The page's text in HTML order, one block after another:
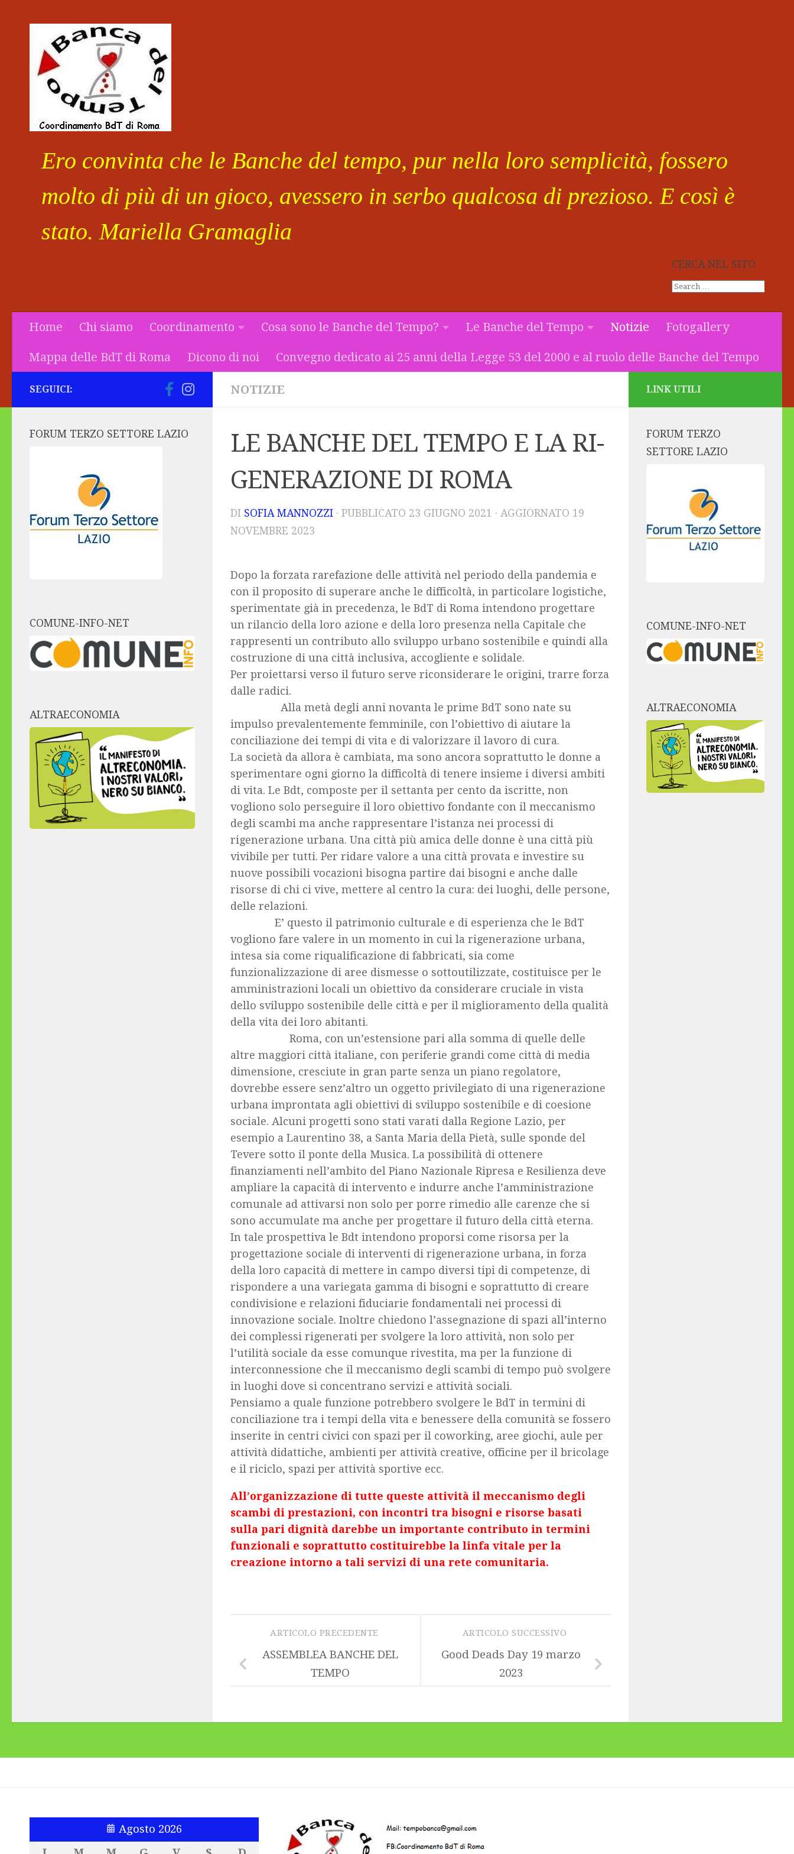
Ero convinta che le Banche del tempo, pur nella loro semplicità, fossero
molto di più di un gioco, avessero in serbo qualcosa di prezioso. E così è
stato. Mariella Gramaglia
CERCA NEL SITO
Home Chi siamo Coordinamento Cosa sono le Banche del Tempo? Le Banche del Tempo Notizie Fotogallery
Mappa delle BdT di Roma Dicono di noi Convegno dedicato ai 25 anni della Legge 53 del 2000 e al ruolo delle Banche del Tempo
NOTIZIE
LE BANCHE DEL TEMPO E LA RI-
GENERAZIONE DI ROMA
DI SOFIA MANNOZZI · PUBBLICATO 23 GIUGNO 2021 · AGGIORNATO 19
NOVEMBRE 2023
Dopo la forzata rarefazione delle attività nel periodo della pandemia e
con il proposito di superare anche le difficoltà, in particolare logistiche,
sperimentate già in precedenza, le BdT di Roma intendono progettare
un rilancio della loro azione e della loro presenza nella Capitale che
rappresenti un contributo allo sviluppo urbano sostenibile e quindi alla
costruzione di una città inclusiva, accogliente e solidale.
Per proiettarsi verso il futuro serve riconsiderare le origini, trarre forza
dalle radici.
Alla metà degli anni novanta le prime BdT sono nate su
impulso prevalentemente femminile, con l’obiettivo di aiutare la
conciliazione dei tempi di vita e di valorizzare il lavoro di cura.
La società da allora è cambiata, ma sono ancora soprattutto le donne a
sperimentare ogni giorno la difficoltà di tenere insieme i diversi ambiti
di vita. Le Bdt, composte per il settanta per cento da iscritte, non
vogliono solo perseguire il loro obiettivo fondante con il meccanismo
degli scambi ma anche rappresentare l’istanza nei processi di
rigenerazione urbana. Una città più amica delle donne è una città più
vivibile per tutti. Per ridare valore a una città provata e investire su
nuove possibili vocazioni bisogna partire dai bisogni e anche dalle
risorse di chi ci vive, mettere al centro la cura: dei luoghi, delle persone,
delle relazioni.
E’ questo il patrimonio culturale e di esperienza che le BdT
vogliono fare valere in un momento in cui la rigenerazione urbana,
intesa sia come riqualificazione di fabbricati, sia come
funzionalizzazione di aree dismesse o sottoutilizzate, costituisce per le
amministrazioni locali un obiettivo da considerare cruciale in vista
dello sviluppo sostenibile delle città e per il miglioramento della qualità
della vita dei loro abitanti.
Roma, con un’estensione pari alla somma di quelle delle
altre maggiori città italiane, con periferie grandi come città di media
dimensione, cresciute in gran parte senza un piano regolatore,
dovrebbe essere senz’altro un oggetto privilegiato di una rigenerazione
urbana improntata agli obiettivi di sviluppo sostenibile e di coesione
sociale. Alcuni progetti sono stati varati dalla Regione Lazio, per
esempio a Laurentino 38, a Santa Maria della Pietà, sulle sponde del
Tevere sotto il ponte della Musica. La possibilità di ottenere
finanziamenti nell’ambito del Piano Nazionale Ripresa e Resilienza deve
ampliare la capacità di intervento e indurre anche l’amministrazione
comunale ad attivarsi non solo per porre rimedio alle carenze che si
sono accumulate ma anche per progettare il futuro della città eterna.
In tale prospettiva le Bdt intendono proporsi come risorsa per la
progettazione sociale di interventi di rigenerazione urbana, in forza
della loro capacità di mettere in campo diversi tipi di competenze, di
rispondere a una variegata gamma di bisogni e soprattutto di creare
condivisione e relazioni fiduciarie fondamentali nei processi di
innovazione sociale. Inoltre chiedono l’assegnazione di spazi all’interno
dei complessi rigenerati per svolgere la loro attività, non solo per
l’utilità sociale da esse comunque rivestita, ma per la funzione di
interconnessione che il meccanismo degli scambi di tempo può svolgere
in luoghi dove si concentrano servizi e attività sociali.
Pensiamo a quale funzione potrebbero svolgere le BdT in termini di
conciliazione tra i tempi della vita e benessere della comunità se fossero
inserite in centri civici con spazi per il coworking, aree giochi, aule per
attività didattiche, ambienti per attività creative, officine per il bricolage
e il riciclo, spazi per attività sportive ecc.
All’organizzazione di tutte queste attività il meccanismo degli
scambi di prestazioni, con incontri tra bisogni e risorse basati
sulla pari dignità darebbe un importante contributo in termini
funzionali e soprattutto costituirebbe la linfa vitale per la
creazione intorno a tali servizi di una rete comunitaria.
ARTICOLO SUCCESSIVO
Good Deads Day 19 marzo
2023
ARTICOLO PRECEDENTE
ASSEMBLEA BANCHE DEL
TEMPO
SEGUICI:
FORUM TERZO SETTORE LAZIO
COMUNE-INFO-NET
ALTRAECONOMIA
LINK UTILI
FORUM TERZO
SETTORE LAZIO
COMUNE-INFO-NET
ALTRAECONOMIA
Agosto 2026